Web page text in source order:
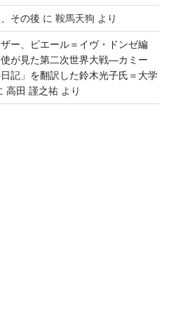
その後 に 鞍馬天狗 より
ー、ピエール＝イヴ・ドンゼ編
が見た第二次世界大戦―カミー
記」を翻訳した鈴木光子氏＝大学
高田 謹之祐より